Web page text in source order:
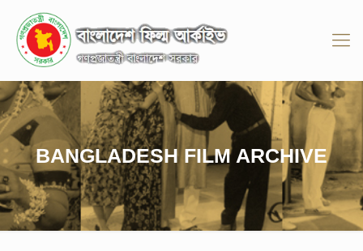
BANGLADESH FILM ARCHIVE